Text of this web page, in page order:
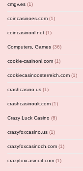
cmgv.es (1)
coincasinoes.com (1)
coincasinonl.net (1)
Computers, Games (36)
cookie-casinonl.com (1)
cookiecasinoosterreich.com (1)
crashcasino.us (1)
crashcasinouk.com (1)
Crazy Luck Casino (6)
crazyfoxcasino.us (1)
crazyfoxcasinoch.com (1)
crazyfoxcasinoit.com (1)